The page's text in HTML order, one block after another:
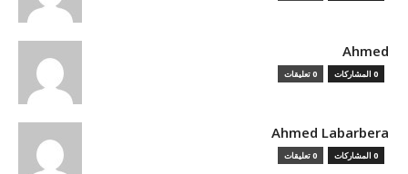
Ahmed
0 المشاركات 0 تعليقات
Ahmed Labarbera
0 المشاركات 0 تعليقات